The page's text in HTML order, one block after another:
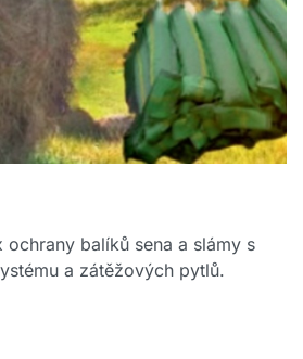
ochrany balíků sena a slámy s
a zátěžových pytlů.